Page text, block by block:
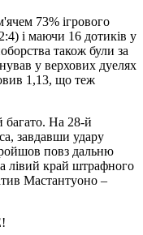
73% ігрового
і маючи 16 дотиків у
також були за
у верхових дуелях
1,13, що теж
багато. На 28-й
завдавши удару
повз дальню
лівий край штрафного
Мастантуоно –